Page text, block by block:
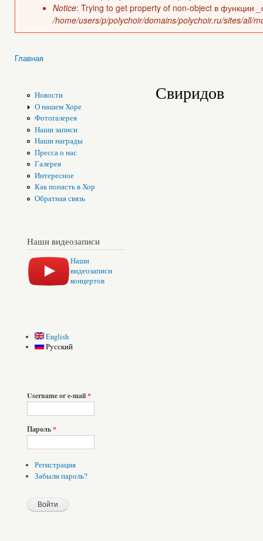
Notice: Trying to get property of non-object в функции
/home/users/p/polychoir/domains/polychoir.ru/sites/all/
Главная
Новости
О нашем Хоре
Фотогалерея
Наши записи
Наши награды
Пресса о нас
Галерея
Интересное
Как попасть в Хор
Обратная связь
Наши видеозаписи
Наши
видеозаписи
концертов
English
Русский
Username or e-mail*
Пароль*
Регистрация
Забыли пароль?
Свиридов